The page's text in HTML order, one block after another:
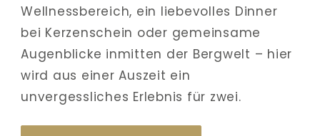
Wellnessbereich, ein liebevolles Dinner
bei Kerzenschein oder gemeinsame
Augenblicke inmitten der Bergwelt – hier
wird aus einer Auszeit ein
unvergessliches Erlebnis für zwei.